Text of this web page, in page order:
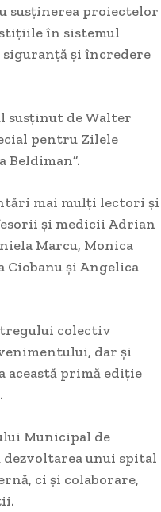
susținerea proiectelor
în sistemul
și încredere
susținut de Walter
pentru Zilele
Beldiman”.
mai mulți lectori și
și medicii Adrian
Marcu, Monica
Ciobanu și Angelica
colectiv
dar și
această primă ediție
Municipal de
dezvoltarea unui spital
ci și colaborare,